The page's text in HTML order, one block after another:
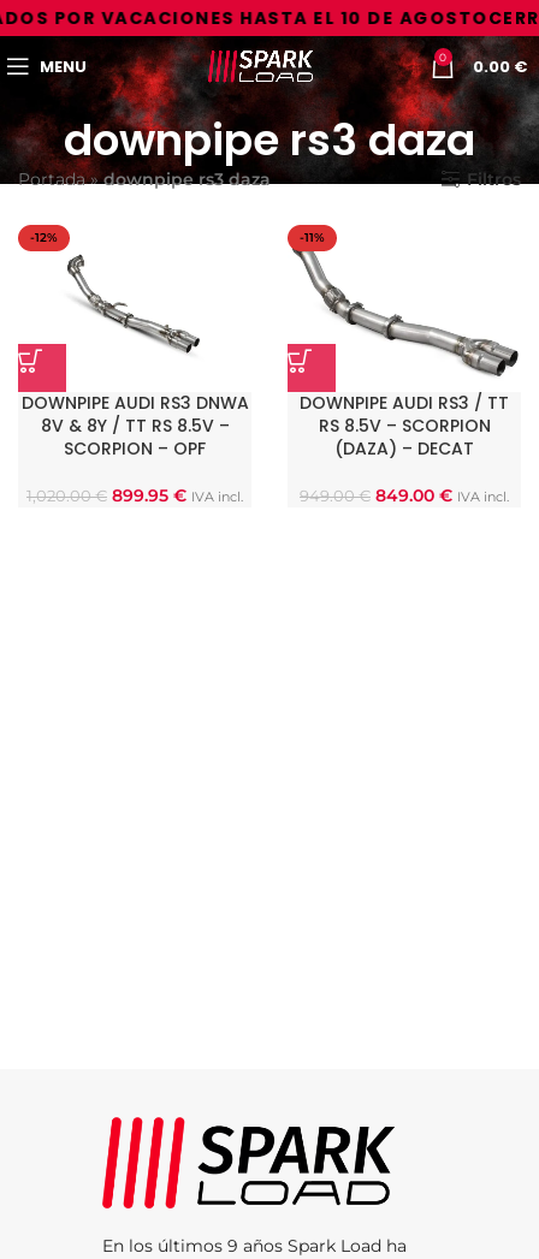
POR VACACIONES HASTA EL 10 DE AGOSTO
MENU 0 0.00€
downpipe rs3 daza
Portada»downpipe rs3 daza Filtros
-12%
DOWNPIPE AUDI RS3 DNWA
8V & 8Y / TT RS 8.5V –
SCORPION – OPF
1,020.00€ 899.95 € IVA incl.
-11%
DOWNPIPE AUDI RS3 / TT
RS 8.5V – SCORPION
(DAZA) – DECAT
949.00€ 849.00 € IVA incl.
En los últimos 9 años Spark Load ha